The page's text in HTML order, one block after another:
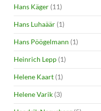
Hans Käger (11)
Hans Luhaäär (1)
Hans Pöögelmann (1)
Heinrich Lepp (1)
Helene Kaart (1)
Helene Varik (3)